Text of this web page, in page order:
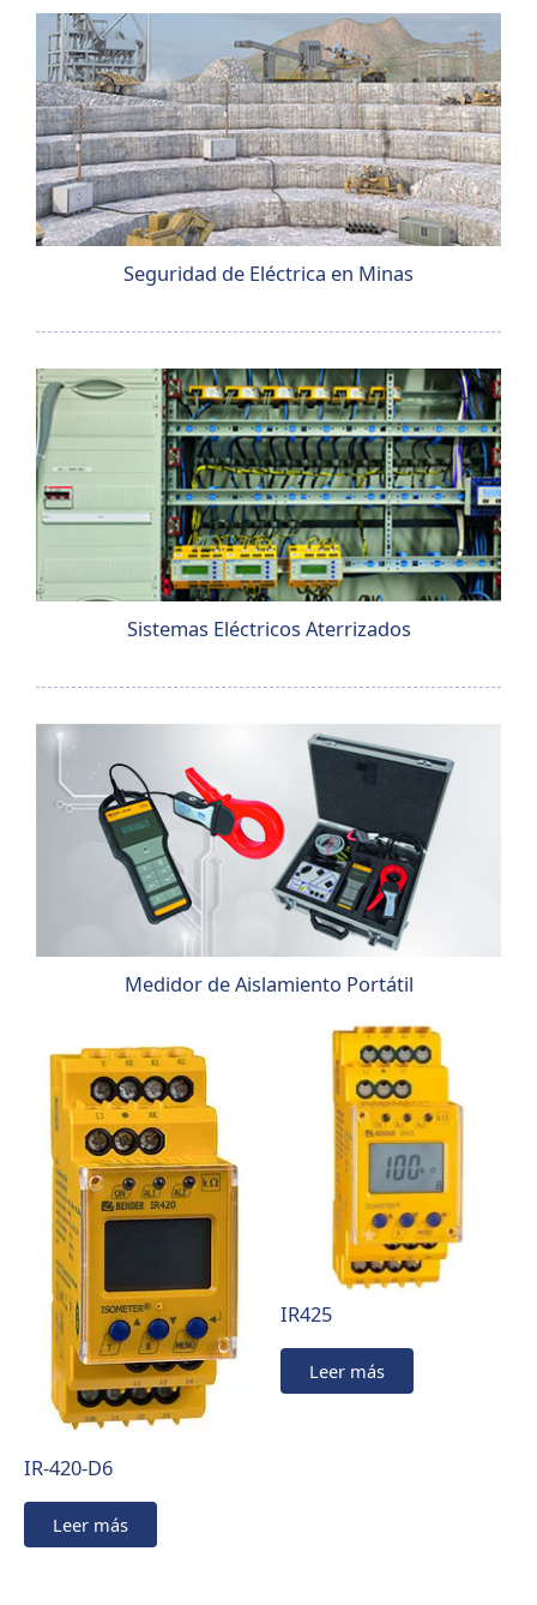
Seguridad de Eléctrica en Minas
Sistemas Eléctricos Aterrizados
Medidor de Aislamiento Portátil
IR-420-D6
Leer más
IR425
Leer más